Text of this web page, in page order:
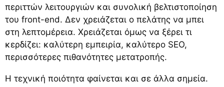
περιττών λειτουργιών και συνολική βελτιστοποίηση
του front-end. Δεν χρειάζεται ο πελάτης να μπει
στη λεπτομέρεια. Χρειάζεται όμως να ξέρει τι
κερδίζει: καλύτερη εμπειρία, καλύτερο SEO,
περισσότερες πιθανότητες μετατροπής.
Η τεχνική ποιότητα φαίνεται και σε άλλα σημεία.